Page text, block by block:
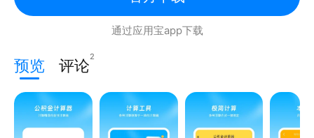
通过应用宝app下载
预览 评论2